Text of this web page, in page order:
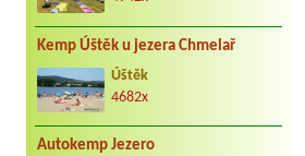
Kemp Úštěk u jezera Chmelař
Úštěk
4682x
Autokemp Jezero